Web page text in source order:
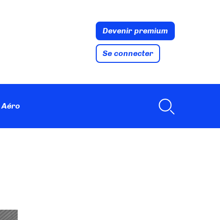
Devenir premium
Se connecter